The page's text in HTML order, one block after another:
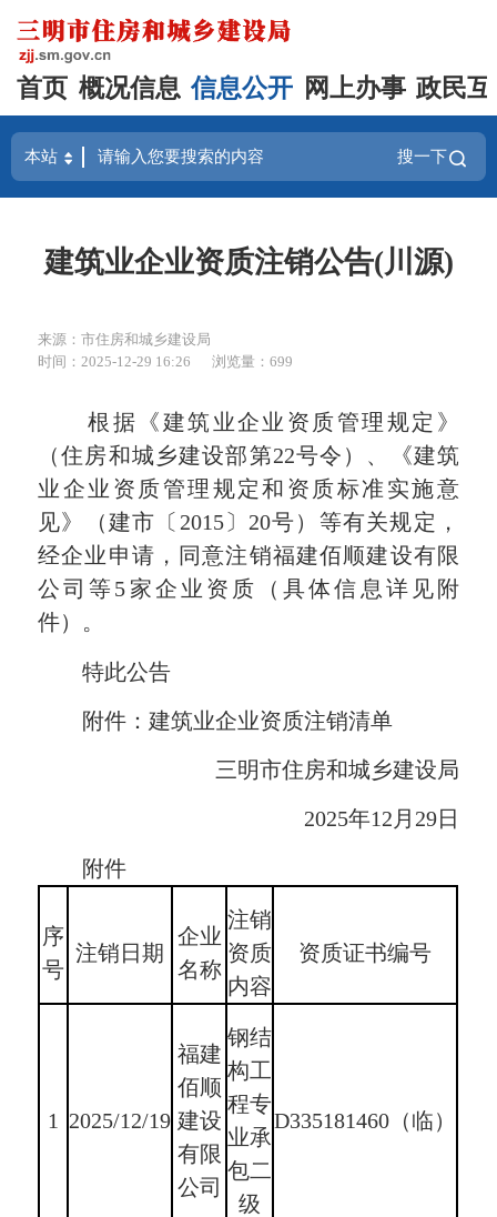
首页 概况信息 信息公开 网上办事 政民
搜一下
建筑业企业资质注销公告(川源)
来源：市住房和城乡建设局
时间：2025-12-29 16:26
浏览量：699
根据《建筑业企业资质管理规定》
（住房和城乡建设部第22号令）、《建筑
业企业资质管理规定和资质标准实施意
见》（建市〔2015〕20号）等有关规定，
经企业申请，同意注销福建佰顺建设有限
公司等5家企业资质（具体信息详见附
件）。
特此公告
附件：建筑业企业资质注销清单
三明市住房和城乡建设局
2025年12月29日
附件
序
号
注销日期
企业
名称
注销
资质
内容
资质证书编号
1 2025/12/19
福建
佰顺
建设
有限
公司
钢结
构工
程专
业承
包二
级
D335181460（临）